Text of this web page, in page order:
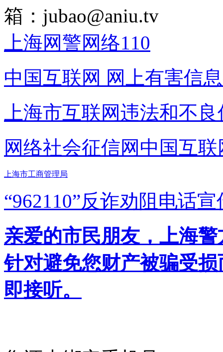
箱： jubao@aniu.tv
上海网警网络110
中国互联网 网上有害信
上海市互联网违法和不
网络社会征信网 中国互
上海市工商管理局
“962110”反诈劝阻电话宣
亲爱的市民朋友，上海
针对避免您财产被骗受
即接听。